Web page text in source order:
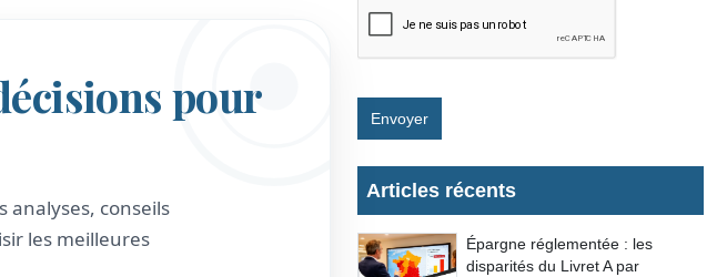
pour
analyses, conseils
les meilleures
Envoyer
Articles récents
Épargne réglementée : les
disparités du Livret A par